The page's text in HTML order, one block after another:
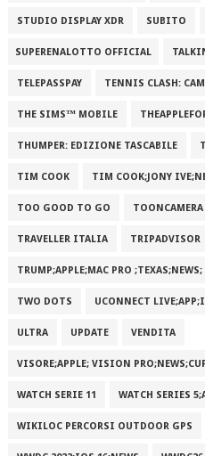
STUDIO DISPLAY XDR SUBITO
SUPERENALOTTO OFFICIAL
TELEPASSPAY TENNIS CLASH:
THE SIMS™ MOBILE
THUMPER: EDIZIONE TASCABILE
TIM COOK TIM COOK;JONY
TOO GOOD TO GO TOONCAMERA
TRAVELLER ITALIA TRIPADVISOR
TRUMP;APPLE;MAC PRO ;TEXAS;NEWS;
TWO DOTS UCONNECT
ULTRA UPDATE VENDITA
VISORE;APPLE; VISION
WATCH SERIE 11 WATCH SERIES
WIKILOC PERCORSI OUTDOOR GPS